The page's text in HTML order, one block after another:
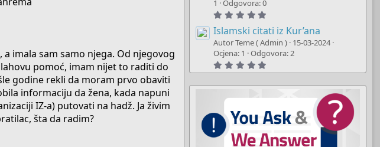
imala sam samo njega. Od njegovog
pomoć, imam nijet to raditi do
godine rekli da moram prvo obaviti
informaciju da žena, kada napuni
IZ-a) putovati na hadž. Ja živim
šta da radim?
s
)
1
Odgovora: 0
0
0
s
t
(
s
Islamski citati iz Kur’ana
Autor Teme ( Admin ) 15-03-2024
Ocjena: 1
Odgovora: 2
.
0
a
r
s
)